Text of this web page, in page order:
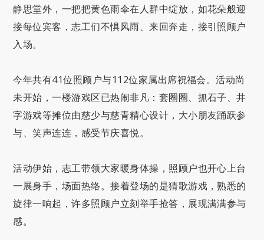
静思堂外，一把把黄色雨伞在人群中绽放，如花朵般迎
接每位宾客，志工们不惧风雨、来回奔走，接引照顾户
入场。
今年共有41位照顾户与112位家属出席祝福会。活动尚
未开始，一楼游戏区已热闹非凡：套圈圈、抓石子、井
字游戏等摊位由慈少与慈青精心设计，大小朋友踊跃参
与、笑声连连，感受节庆喜悦。
活动伊始，志工带领大家暖身体操，照顾户也开心上台
一展身手，场面热络。接着登场的是猜歌游戏，熟悉的
旋律一响起，许多照顾户立刻举手抢答，展现满满参与
感。